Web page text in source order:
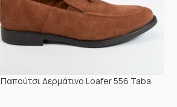
Παπούτσι Δερμάτινο Loafer 556 Taba